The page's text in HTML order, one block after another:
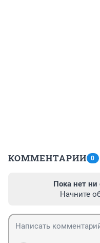
КОММЕНТАРИИ 0
Пока нет ни
Начните